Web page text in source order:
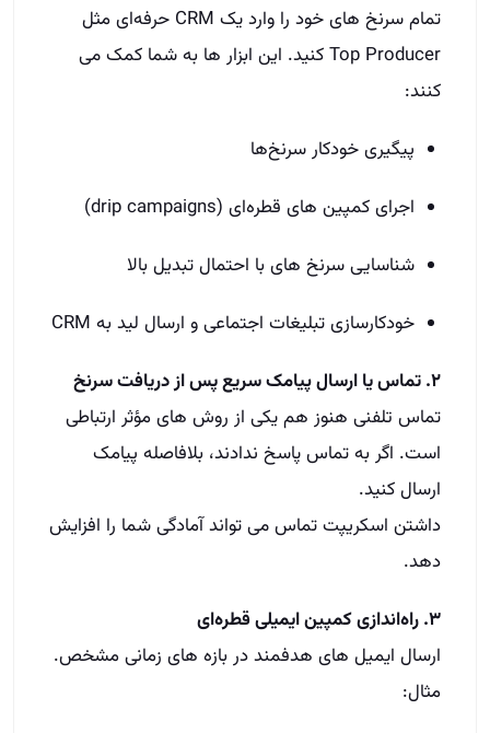
تمام سرنخ‌ های خود را وارد یک CRM حرفه‌ای مثل
Top Producer کنید. این ابزار ها به شما کمک می‌
کنند:
پیگیری خودکار سرنخ‌ها
اجرای کمپین‌ های قطره‌ای (drip campaigns)
شناسایی سرنخ‌ های با احتمال تبدیل بالا
خودکارسازی تبلیغات اجتماعی و ارسال لید به CRM
۲. تماس یا ارسال پیامک سریع پس از دریافت سرنخ
تماس تلفنی هنوز هم یکی از روش‌ های مؤثر ارتباطی
است. اگر به تماس پاسخ ندادند، بلافاصله پیامک
ارسال کنید.
داشتن اسکریپت تماس می‌ تواند آمادگی شما را افزایش
دهد.
۳. راه‌اندازی کمپین ایمیلی قطره‌ای
ارسال ایمیل‌ های هدفمند در بازه‌ های زمانی مشخص.
مثال: